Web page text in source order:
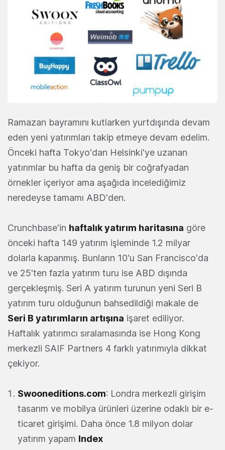
Ramazan bayramını kutlarken yurtdışında devam
eden yeni yatırımları takip etmeye devam edelim.
Önceki hafta Tokyo'dan Helsinki'ye uzanan
yatırımlar bu hafta da geniş bir coğrafyadan
örnekler içeriyor ama aşağıda incelediğimiz
neredeyse tamamı ABD'den.
Crunchbase'in haftalık yatırım haritasına göre
önceki hafta 149 yatırım işleminde 1.2 milyar
dolarla kapanmış. Bunların 10'u San Francisco'da
ve 25'ten fazla yatırım turu ise ABD dışında
gerçekleşmiş. Seri A yatırım turunun yeni Seri B
yatırım turu olduğunun bahsedildiği makale de
Seri B yatırımların artışına işaret ediliyor.
Haftalık yatırımcı sıralamasında ise Hong Kong
merkezli SAIF Partners 4 farklı yatırımıyla dikkat
çekiyor.
Swooneditions.com: Londra merkezli girişim
tasarım ve mobilya ürünleri üzerine odaklı bir e-
ticaret girişimi. Daha önce 1.8 milyon dolar
yatırım yapam Index